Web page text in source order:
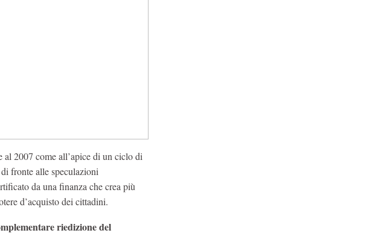
al 2007 come all’apice di un ciclo di
fronte alle speculazioni
da una finanza che crea più
d’acquisto dei cittadini.
riedizione del